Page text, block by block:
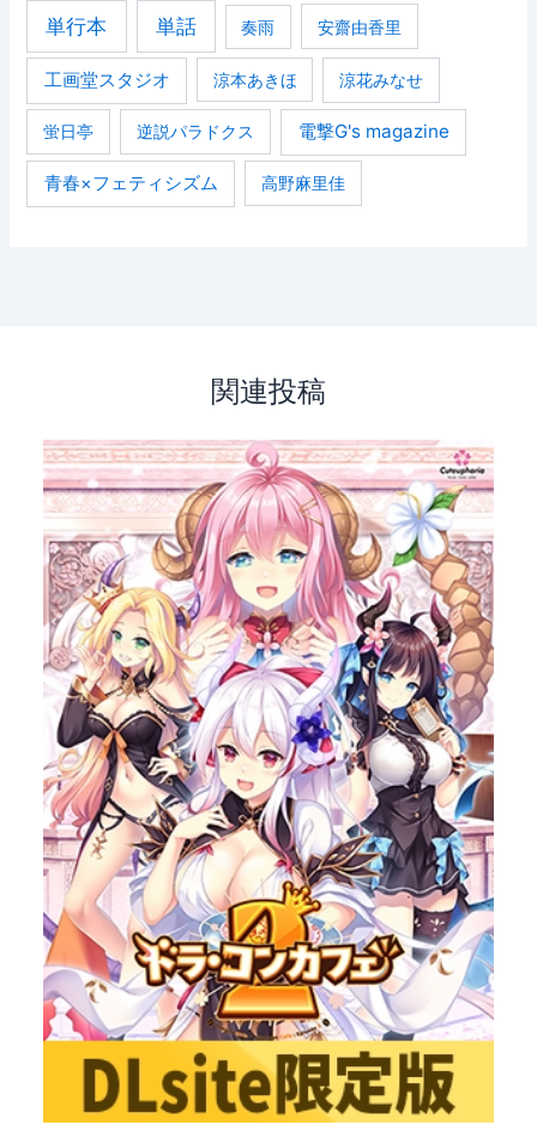
単行本 単話 奏雨 安齋由香里
工画堂スタジオ 涼本あきほ 涼花みなせ
蛍日亭 逆説パラドクス 電撃G's magazine
青春×フェティシズム 高野麻里佳
関連投稿